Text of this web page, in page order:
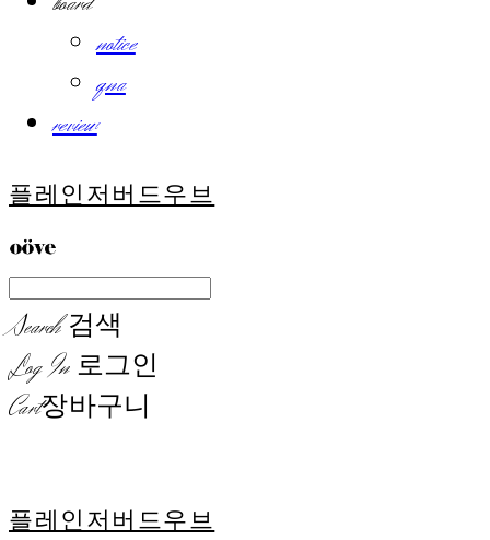
notice
qna
review
플레인저버드우브
Search검색
Log In 로그인
Cart장바구니
플레인저버드우브